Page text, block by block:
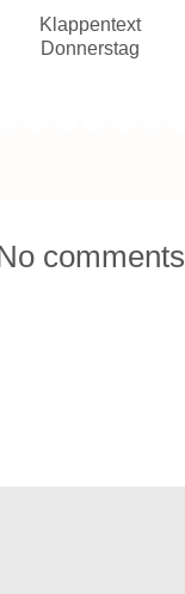
Klappentext
Donnerstag
comments